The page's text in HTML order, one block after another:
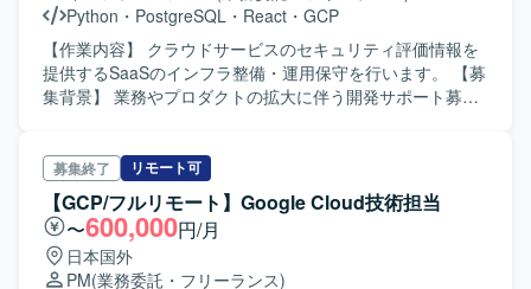
【開発環境】 Webアプリケーションは以下の3つのコンポ
ーネントでGoogleCloud上に構成されています。 1. フロン
トエンド 制作支援ブラウザアプリ：Vue.js、TypeScript 2.
バックエンド① 認証および主たるビジネスロジック
スとしては CloudStorage、BigQuery、CloudSQL が利用さ
れています。 作業工程は、基本設計、詳細設計、プログラ
ム設計、コーディング、単体テストとなります。
Python ・ PostgreSQL ・ React ・ GCP
【作業内容】 クラウドサービスのセキュリティ評価情報を
提供するSaaSのインフラ整備・運用保守を行います。 【募
集背景】 業務やプロダクトの拡大に伴う開発サポート募集
題解決、自発的な改善実行ができる方を求めております。
【開発環境】 インフラ: Google Cloud, Terraform,
Kubernetes データベース: Postgres, Firestore バックエン
ド: Scala/PlayFramework, Python, Go フロントエンド:
React, TypeScript データ基盤: BigQuery, Airbyte, dbt,
募集終了 リモート可
【GCP/フルリモート】Google Cloud技術担当
〜600,000円/月
日本国外
PM(業務委託・フリーランス)